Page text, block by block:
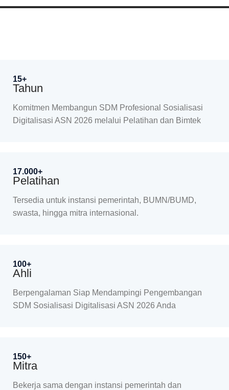
15+
Tahun
Komitmen Membangun SDM Profesional Sosialisasi
Digitalisasi ASN 2026 melalui Pelatihan dan Bimtek
17.000+
Pelatihan
Tersedia untuk instansi pemerintah, BUMN/BUMD,
swasta, hingga mitra internasional.
100+
Ahli
Berpengalaman Siap Mendampingi Pengembangan
SDM Sosialisasi Digitalisasi ASN 2026 Anda
150+
Mitra
Bekerja sama dengan instansi pemerintah dan